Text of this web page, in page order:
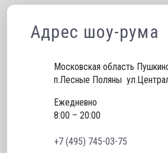
Адрес шоу-рума
Московская область
п.Лесные Поляны
Ежедневно
8:00 – 20:00
+7 (495) 745-03-75